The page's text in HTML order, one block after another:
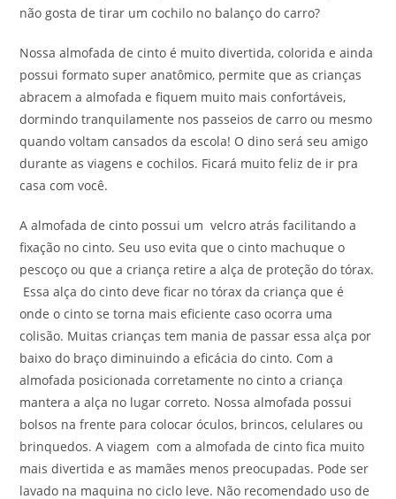
não gosta de tirar um cochilo no balanço do carro?
Nossa almofada de cinto é muito divertida, colorida e ainda
possui formato super anatômico, permite que as crianças
abracem a almofada e fiquem muito mais confortáveis,
dormindo tranquilamente nos passeios de carro ou mesmo
quando voltam cansados da escola! O dino será seu amigo
durante as viagens e cochilos. Ficará muito feliz de ir pra
casa com você.
A almofada de cinto possui um velcro atrás facilitando a
fixação no cinto. Seu uso evita que o cinto machuque o
pescoço ou que a criança retire a alça de proteção do tórax.
Essa alça do cinto deve ficar no tórax da criança que é
onde o cinto se torna mais eficiente caso ocorra uma
colisão. Muitas crianças tem mania de passar essa alça por
baixo do braço diminuindo a eficácia do cinto. Com a
almofada posicionada corretamente no cinto a criança
mantera a alça no lugar correto. Nossa almofada possui
bolsos na frente para colocar óculos, brincos, celulares ou
brinquedos. A viagem com a almofada de cinto fica muito
mais divertida e as mamães menos preocupadas. Pode ser
lavado na maquina no ciclo leve. Não recomendado uso de